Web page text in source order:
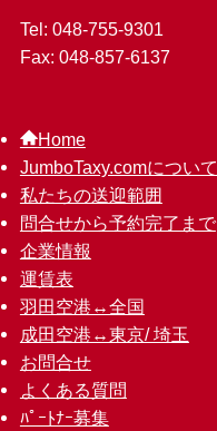
Tel: 048-755-9301
Fax: 048-857-6137
Home
JumboTaxy.comについて
私たちの送迎範囲
問合せから予約完了まで
企業情報
運賃表
羽田空港↔︎全国
成田空港↔︎東京/ 埼玉
お問合せ
よくある質問
ﾊﾟｰﾄﾅｰ募集